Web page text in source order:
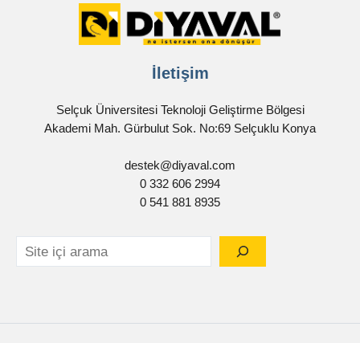
İletişim
Selçuk Üniversitesi Teknoloji Geliştirme Bölgesi
Akademi Mah. Gürbulut Sok. No:69 Selçuklu Konya
destek@diyaval.com
0 332 606 2994
0 541 881 8935